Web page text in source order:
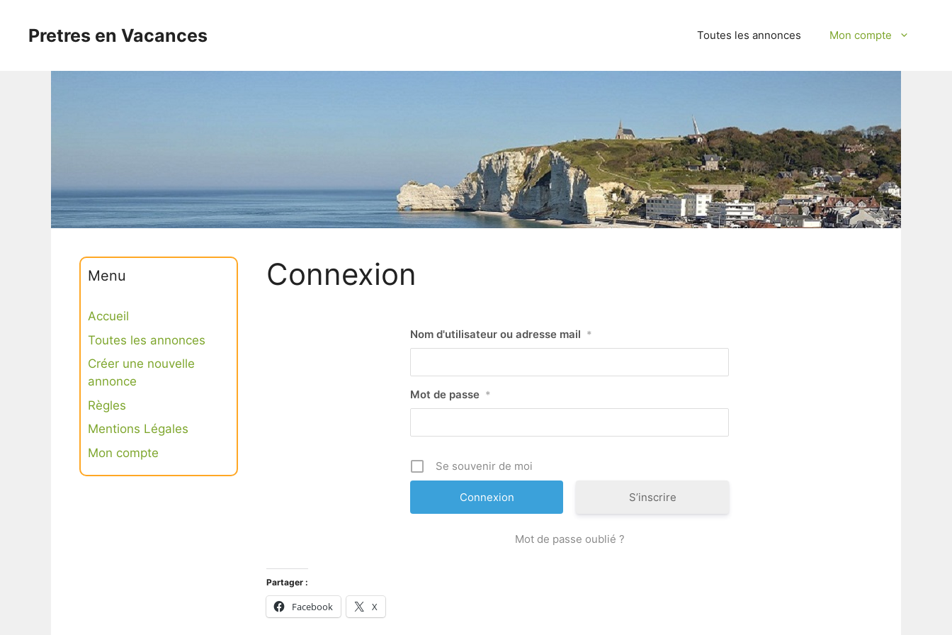
contenuPretres en Vacances Toutes les annonces Mon compte
Connexion
Nom d'utilisateur ou adresse mail *
Mot de passe *
Se souvenir de moi
S’inscrire
Mot de passe oublié ?
Partager :
Facebook X
Menu
Accueil
Toutes les annonces
Créer une nouvelle
annonce
Règles
Mentions Légales
Mon compte
Connexion